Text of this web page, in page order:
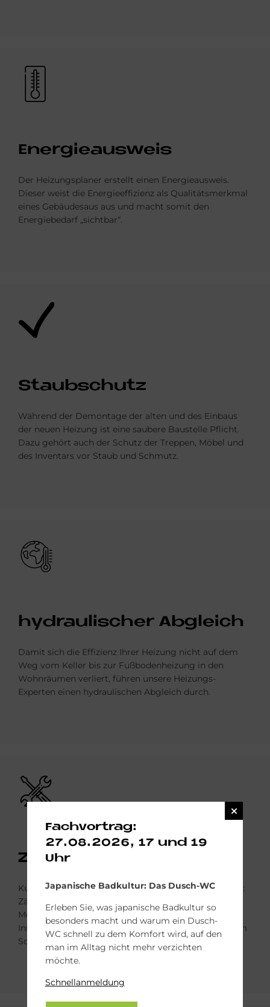
Bild
En­er­gie­aus­weis
Der Heizungsplaner erstellt einen Energie­ausweis.
Dieser weist die Energieeffizienz als Qualitäts­merkmal
eines Gebäudesaus aus und macht somit den
Energiebedarf „sichtbar“.
Staub­schu­tz
Während der Demontage der alten und des Einbaus
der neuen Heizung ist eine saubere Baustelle Pflicht.
Dazu gehört auch der Schutz der Treppen, Möbel und
des Inventars vor Staub und Schmutz.
Bild
hy­drau­li­scher Ab­gleich
Damit sich die Effizienz Ihrer Heizung nicht auf dem
Weg vom Keller bis zur Fußbodenheizung in den
Wohnräumen verliert, führen unsere Heizungs-
Experten einen hydraulischen Abgleich durch.
Bild
Zäh­ler set­zen
Kurz vor Inbetrieb­nahme der neuen Heizung, heißt es:
Zähler setzen! Auch der elektrischer Anschluss der
Mess-, Steuerungs- und Regelungs­technik und die
Installation der Abgasanlage in Abstimmung mit dem
Schornsteinfeger gehören hier dazu.
Fachvortrag:
27.08.2026, 17 und 19
Uhr
Japanische Badkultur: Das Dusch-WC
Erleben Sie, was japanische Badkultur so
besonders macht und warum ein Dusch-
WC schnell zu dem Komfort wird, auf den
man im Alltag nicht mehr verzichten
möchte.
Schnellanmeldung